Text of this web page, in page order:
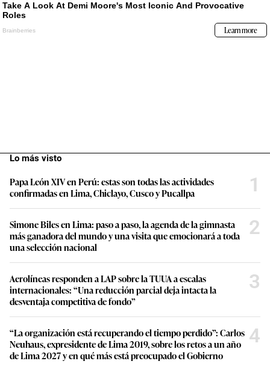
Lo más visto
Papa León XIV en Perú: estas son todas las actividades
confirmadas en Lima, Chiclayo, Cusco y Pucallpa
1
Simone Biles en Lima: paso a paso, la agenda de la gimnasta
más ganadora del mundo y una visita que emocionará a toda
una selección nacional
2
Aerolíneas responden a LAP sobre la TUUA a escalas
internacionales: “Una reducción parcial deja intacta la
desventaja competitiva de fondo”
3
“La organización está recuperando el tiempo perdido”: Carlos
Neuhaus, expresidente de Lima 2019, sobre los retos a un año
de Lima 2027 y en qué más está preocupado el Gobierno
4